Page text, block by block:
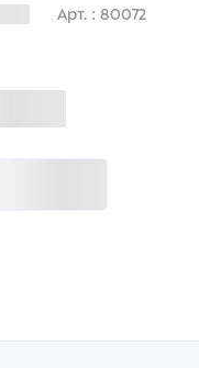
Арт. : 80072